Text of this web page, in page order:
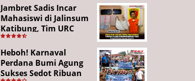
Warga Tempuh Jalur
Hukum
Jambret Sadis Incar
Mahasiswi di Jalinsum
Katibung, Tim URC
Ringkus Pelaku dan
Sita Barang Bukti
Heboh! Karnaval
Perdana Bumi Agung
Sukses Sedot Ribuan